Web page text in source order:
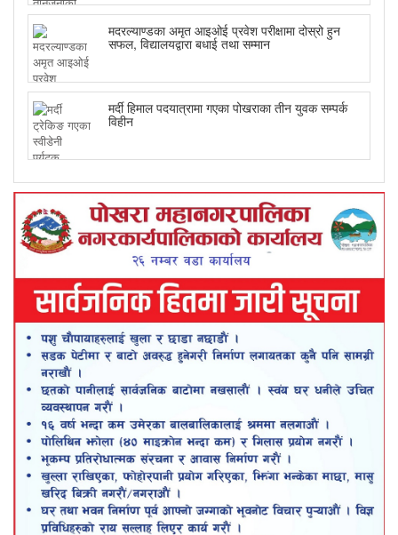
मदरल्याण्डका अमृत आइओई प्रवेश परीक्षामा दोस्रो हुन
सफल, विद्यालयद्वारा बधाई तथा सम्मान
मर्दी हिमाल पदयात्रामा गएका पोखराका तीन युवक सम्पर्क
विहीन